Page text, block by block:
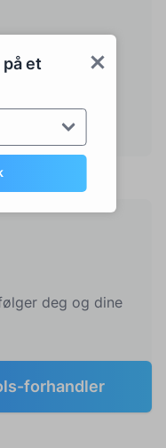
et
og risikofri
deg og dine
forhandler